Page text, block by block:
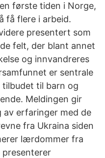
første tiden i Norge,
få flere i arbeid.
presentert som
felt, der blant annet
og innvandreres
er sentrale
tilbudet til barn og
Meldingen gir
av erfaringer med de
fra Ukraina siden
lærdommer fra
presenterer